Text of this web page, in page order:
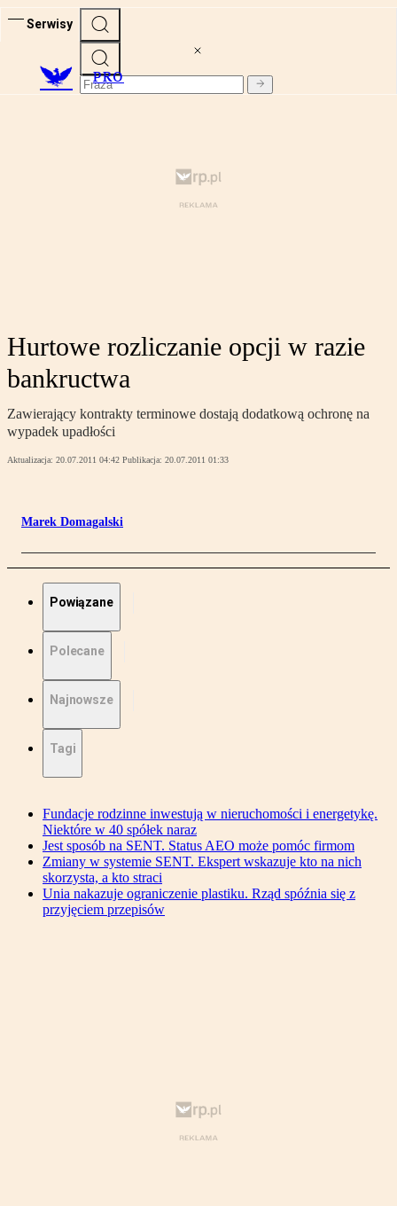
Serwisy
PRO
Hurtowe rozliczanie opcji w razie
bankructwa
Zawierający kontrakty terminowe dostają dodatkową ochronę na
wypadek upadłości
Aktualizacja: 20.07.2011 04:42 Publikacja: 20.07.2011 01:33
Marek Domagalski
Powiązane
Polecane
Najnowsze
Tagi
Fundacje rodzinne inwestują w nieruchomości i energetykę.
Niektóre w 40 spółek naraz
Jest sposób na SENT. Status AEO może pomóc firmom
Zmiany w systemie SENT. Ekspert wskazuje kto na nich
skorzysta, a kto straci
Unia nakazuje ograniczenie plastiku. Rząd spóźnia się z
przyjęciem przepisów